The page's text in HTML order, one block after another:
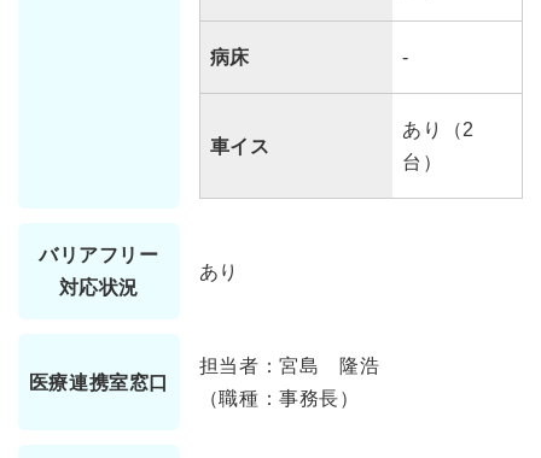
病床 -
車イス
あり（2
台）
バリアフリー
対応状況
あり
医療連携室窓口
担当者：宮島 隆浩
（職種：事務長）